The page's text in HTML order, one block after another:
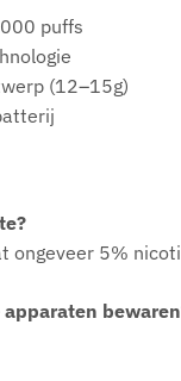
puffs
(12–15g)
ongeveer 5%